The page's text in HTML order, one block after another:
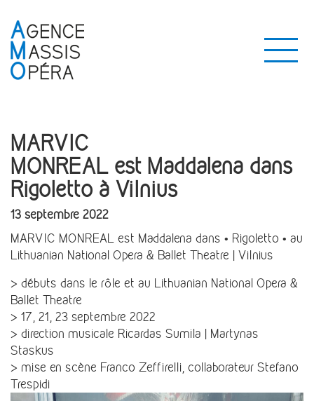
MARVIC
MONREAL est Maddalena dans
Rigoletto à Vilnius
13 septembre 2022
MARVIC MONREAL est Maddalena dans • Rigoletto • au
Lithuanian National Opera & Ballet Theatre | Vilnius
> débuts dans le rôle et au Lithuanian National Opera &
Ballet Theatre
> 17, 21, 23 septembre 2022
> direction musicale Ricardas Sumila | Martynas
Staskus
> mise en scène Franco Zeffirelli, collaborateur Stefano
Trespidi